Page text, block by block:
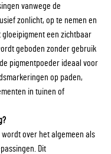
vanwege de
zonlicht, op te nemen en
een zichtbaar
geboden zonder gebruik
pigmentpoeder ideaal voor
op paden,
in tuinen of
over het algemeen als
Dit